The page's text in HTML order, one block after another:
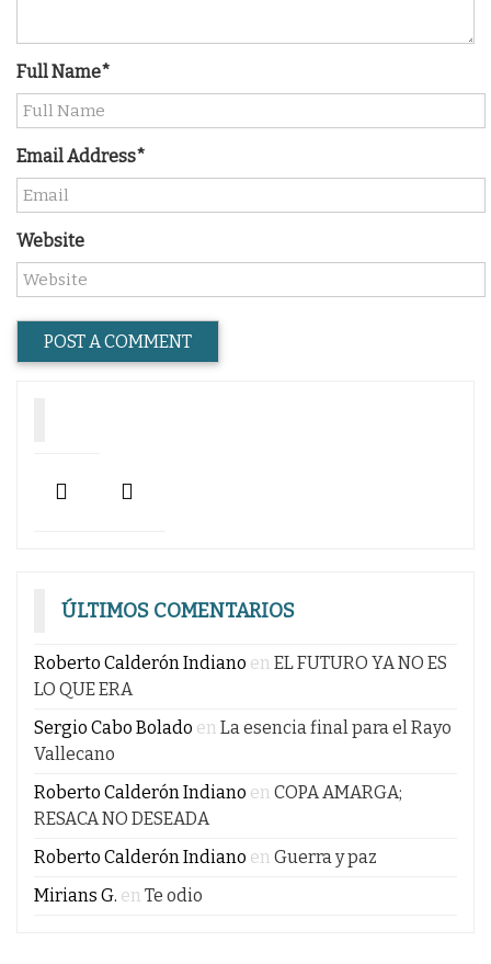
Full Name*
Email Address*
Website
ÚLTIMOS COMENTARIOS
Roberto Calderón Indiano en EL FUTURO YA NO ES
LO QUE ERA
Sergio Cabo Bolado en La esencia final para el Rayo
Vallecano
Roberto Calderón Indiano en COPA AMARGA;
RESACA NO DESEADA
Roberto Calderón Indiano en Guerra y paz
Mirians G. en Te odio